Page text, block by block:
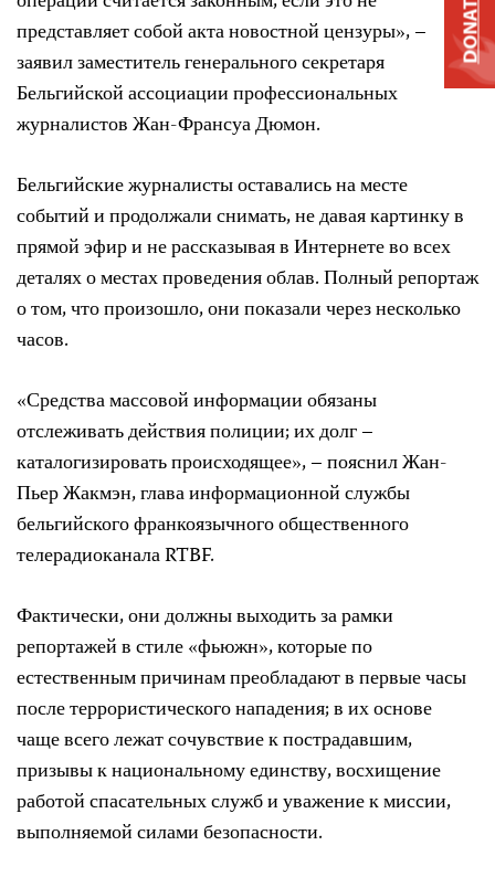
представляет собой акта новостной цензуры», –
заявил заместитель генерального секретаря
Бельгийской ассоциации профессиональных
журналистов Жан-Франсуа Дюмон.
Бельгийские журналисты оставались на месте
событий и продолжали снимать, не давая картинку в
прямой эфир и не рассказывая в Интернете во всех
деталях о местах проведения облав. Полный репортаж
о том, что произошло, они показали через несколько
часов.
«Средства массовой информации обязаны
отслеживать действия полиции; их долг –
каталогизировать происходящее», – пояснил Жан-
Пьер Жакмэн, глава информационной службы
бельгийского франкоязычного общественного
телерадиоканала RTBF.
Фактически, они должны выходить за рамки
репортажей в стиле «фьюжн», которые по
естественным причинам преобладают в первые часы
после террористического нападения; в их основе
чаще всего лежат сочувствие к пострадавшим,
призывы к национальному единству, восхищение
работой спасательных служб и уважение к миссии,
выполняемой силами безопасности.
DONATE